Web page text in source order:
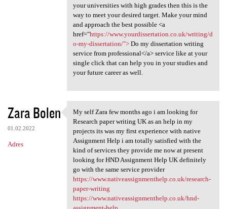
your universities with high grades then this is the
way to meet your desired target. Make your mind
and approach the best possible <a
href="https://www.yourdissertation.co.uk/writing/d
o-my-dissertation/">Do my dissertation writing
service from professional</a> service like at your
single click that can help you in your studies and
your future career as well.
Zara Bolen
01.02.2022
Adres
My self Zara few months ago i
My self Zara few months ago i am looking for
Research paper writing UK as an help in my
projects its was my first experience with native
Assignment Help i am totally satisfied with the
kind of services they provide me now at present
looking for HND Assignment Help UK definitely
go with the same service provider
https://www.nativeassignmenthelp.co.uk/research-
paper-writing
https://www.nativeassignmenthelp.co.uk/hnd-